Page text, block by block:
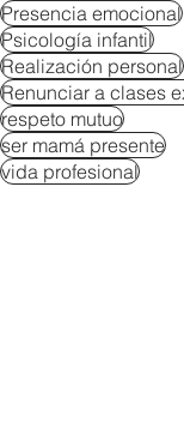
Presencia emocional
Psicología infantil
Realización personal
respeto mutuo
ser mamá presente
vida profesional